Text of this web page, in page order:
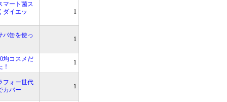
マート菌ス
ダイエッ
1
バ缶を使っ
1
均コスメだ
1
フォー世代
カバー
1